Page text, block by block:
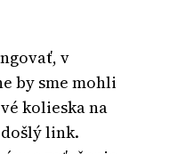
v
by sme mohli
kolieska na
link.